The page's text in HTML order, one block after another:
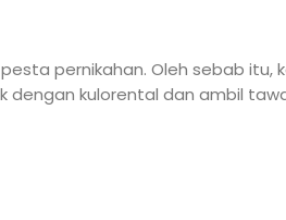
pernikahan. Oleh sebab itu,
kulorental dan ambil